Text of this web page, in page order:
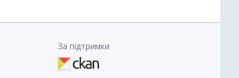
За підтримки